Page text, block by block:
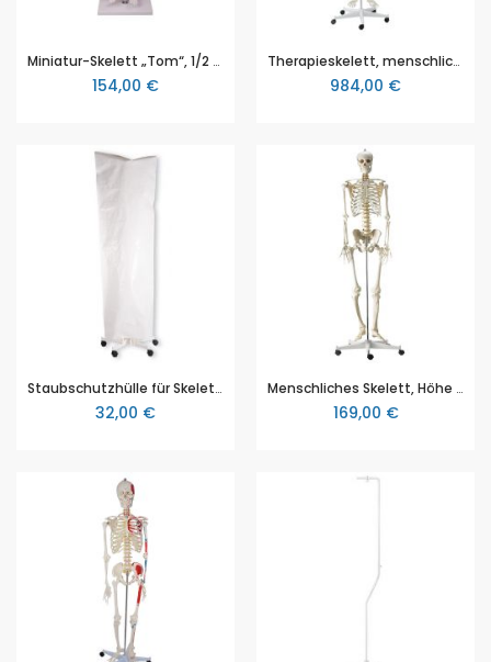
Miniatur-Skelett „Tom“, 1/2 natürliche Größe, Schädel in drei Teile zerlegbar, Höhe ca. 80cm, digitales anatomisches Modell mit Augmented Anatomy, Erler & Zimmer (EZ 3032)
154,00 €
Therapieskelett, menschliches Skelett „Peter“, ca. 176cm (mit Stativ) beweglich, mit Muskelmarkierungen, digitales anatomisches Modell mit Augmented Anatomy, Erler & Zimmer (EZ 3015)
984,00 €
Staubschutzhülle für Skelett, weiß, Erler & Zimmer (EZ 3099)
32,00 €
Menschliches Skelett, Höhe ca. 180cm, Wirbelsäule ist beweglich, Bandscheiben sind flexibel, Extremitäten abnehmbar und der Schädel ist dreifach zerlegbar
169,00 €